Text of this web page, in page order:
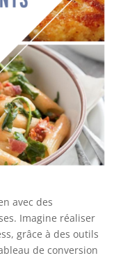
avec des
Imagine réaliser
grâce à des outils
de conversion